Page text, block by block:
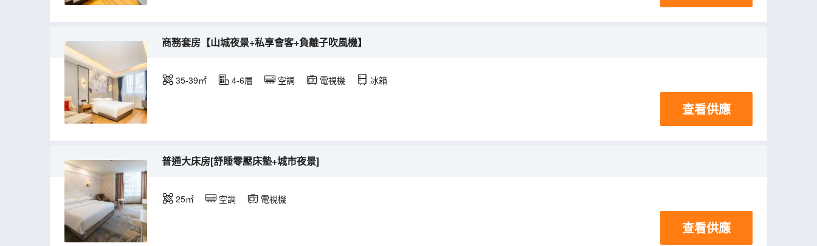
商務套房【山城夜景+私享會客+負離子吹風機】
35-39㎡ 4-6層 空調 電視機 冰箱
查看供應
普通大床房[舒睡零壓床墊+城市夜景]
25㎡ 空調 電視機
查看供應